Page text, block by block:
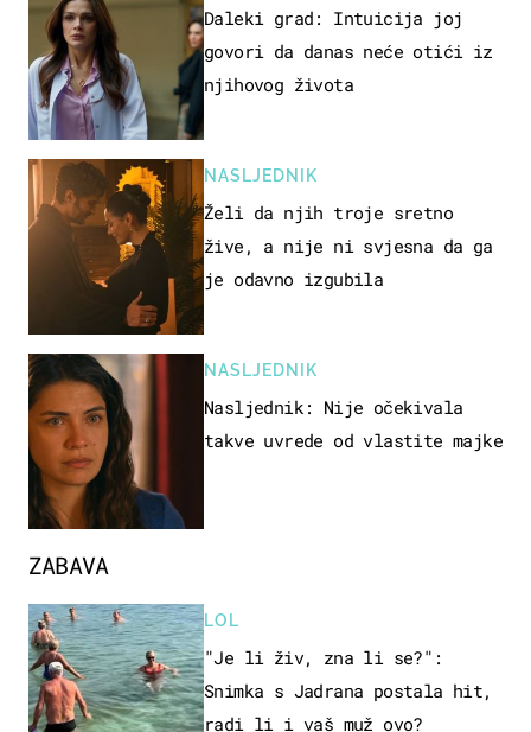
ZABAVA
LOL
"Je li živ, zna li se?":
Snimka s Jadrana postala hit,
radi li i vaš muž ovo?
Daleki grad: Intuicija joj
govori da danas neće otići iz
njihovog života
NASLJEDNIK
Želi da njih troje sretno
žive, a nije ni svjesna da ga
je odavno izgubila
NASLJEDNIK
Nasljednik: Nije očekivala
takve uvrede od vlastite majke